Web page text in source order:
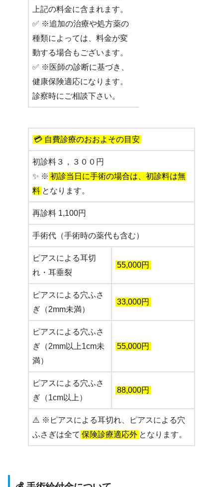
上記の料金に含まれます。
✅ ※追加の治療や処方薬の
種類によっては、料金が変
動する場合もございます。
✅ ※医師の診断に基づき、
健康保険適応になります。
診察時にご相談下さい。
💳 自費診療のおおよその目安
初診料３，３００円
✨ ※ 初診当日に手術の場合は、初診料は無
料 となります。
再診料 1,100円
手術代（手術時の薬代も含む）
ピアスによる耳切
れ・耳垂裂
55,000円
ピアスによる穴ふさ
ぎ（2mm未満）
33,000円
ピアスによる穴ふさ
ぎ（2mm以上1cm未
満）
55,000円
ピアスによる穴ふさ
ぎ（1cm以上）
88,000円
⚠️ ※ピアスによる耳切れ、ピアスによる穴
ふさぎは全て 保険診療適応外 となります。